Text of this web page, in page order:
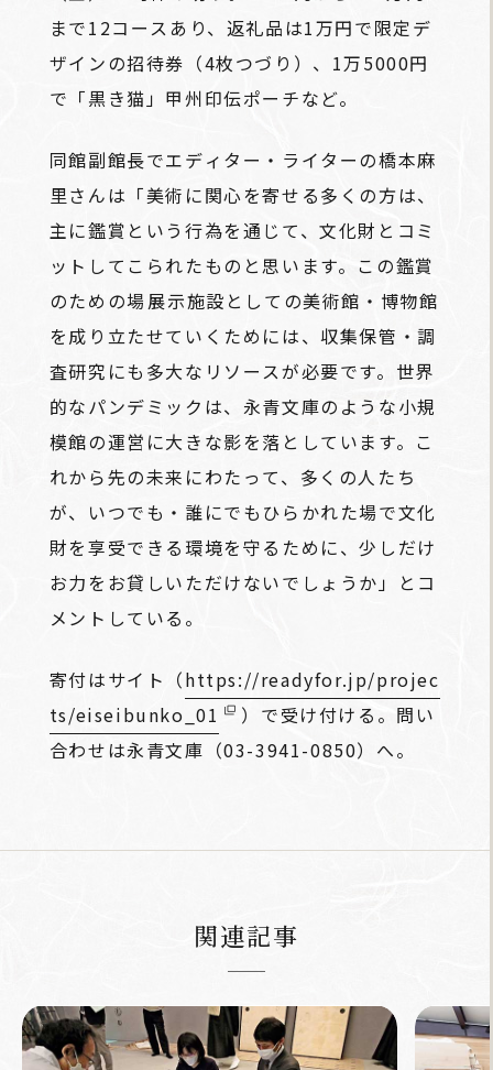
まで12コースあり、返礼品は1万円で限定デ
ザインの招待券（4枚つづり）、1万5000円
で「黒き猫」甲州印伝ポーチなど。
同館副館長でエディター・ライターの橋本麻
里さんは「美術に関心を寄せる多くの方は、
主に鑑賞という行為を通じて、文化財とコミ
ットしてこられたものと思います。この鑑賞
のための場――展示施設としての美術館・博物館
を成り立たせていくためには、収集保管・調
査研究にも多大なリソースが必要です。世界
的なパンデミックは、永青文庫のような小規
模館の運営に大きな影を落としています。こ
れから先の未来にわたって、多くの人たち
が、いつでも・誰にでもひらかれた場で文化
財を享受できる環境を守るために、少しだけ
お力をお貸しいただけないでしょうか」とコ
メントしている。
寄付はサイト（https://readyfor.jp/projec
ts/eiseibunko_01
）で受け付ける。問い
合わせは永青文庫（03-3941-0850）へ。
関連記事